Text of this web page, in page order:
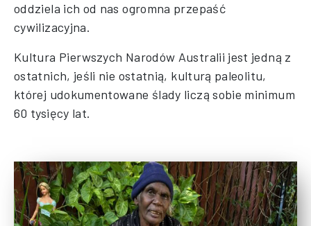
oddziela ich od nas ogromna przepaść
cywilizacyjna.
Kultura Pierwszych Narodów Australii jest jedną z
ostatnich, jeśli nie ostatnią, kulturą paleolitu,
której udokumentowane ślady liczą sobie minimum
60 tysięcy lat.